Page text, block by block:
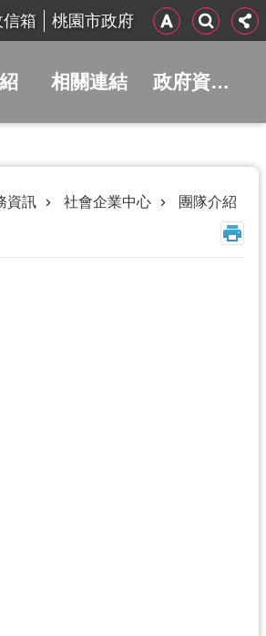
箱 桃園市政府
相關連結 政府資訊公開
資訊 社會企業中心 團隊介紹